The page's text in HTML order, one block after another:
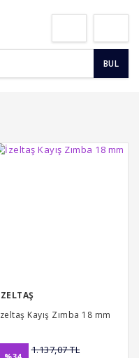
BUL
Kayış Zımba 18 mm
1.137,07 TL